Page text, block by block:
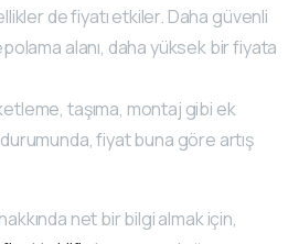
de fiyatı etkiler. Daha güvenli
alanı, daha yüksek bir fiyata
taşıma, montaj gibi ek
fiyat buna göre artış
net bir bilgi almak için,